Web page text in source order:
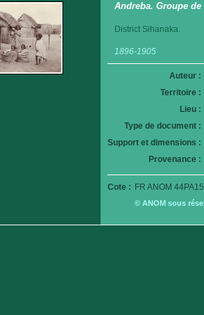
Andreba. Groupe de
District Sihanaka.
1896-1905
Auteur :
Territoire :
Lieu :
Type de document :
Support et dimensions :
Provenance :
Cote : FR ANOM
© ANOM sous